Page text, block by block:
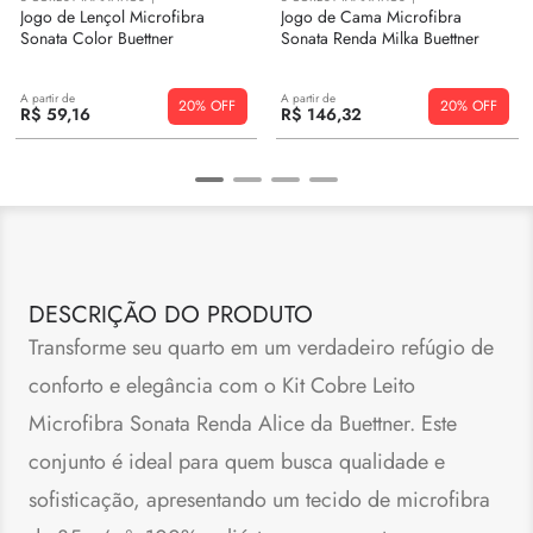
Jogo de Lençol Microfibra
Sonata Color Buettner
A partir de
R$ 59,16 20%
Jogo de Cama Microfibra
Sonata Renda Milka Buettner
A partir de
R$ 146,32 20%
DESCRIÇÃO DO PRODUTO
Transforme seu quarto em um verdadeiro refúgio de
conforto e elegância com o Kit Cobre Leito
Microfibra Sonata Renda Alice da Buettner. Este
conjunto é ideal para quem busca qualidade e
sofisticação, apresentando um tecido de microfibra